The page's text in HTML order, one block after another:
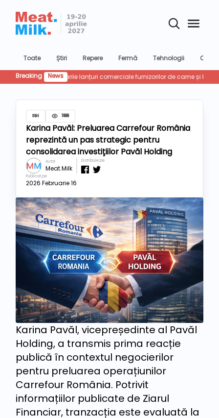
Toate Știri Repere Fermă Tehnologii
Breaking News
Stiri 1999
Karina Pavăl: Preluarea Carrefour România
reprezintă un pas strategic pentru
consolidarea investițiilor Pavăl Holding
Autor
Meat.Milk
Distribuie pe
Publicat pe
2026 Februarie 16
Karina Pavăl, vicepreședinte al Pavăl
Holding, a transmis prima reacție
publică în contextul negocierilor
pentru preluarea operațiunilor
Carrefour România. Potrivit
informațiilor publicate de Ziarul
Financiar, tranzacția este evaluată la